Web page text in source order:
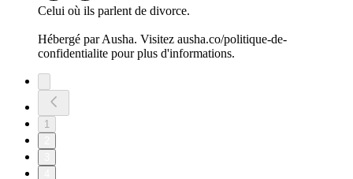
Celui où ils parlent de divorce.
Hébergé par Ausha. Visitez ausha.co/politique-de-
confidentialite pour plus d'informations.
1